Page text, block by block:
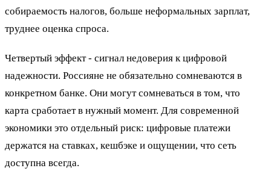
собираемость налогов, больше неформальных зарплат,
труднее оценка спроса.
Четвертый эффект - сигнал недоверия к цифровой
надежности. Россияне не обязательно сомневаются в
конкретном банке. Они могут сомневаться в том, что
карта сработает в нужный момент. Для современной
экономики это отдельный риск: цифровые платежи
держатся на ставках, кешбэке и ощущении, что сеть
доступна всегда.